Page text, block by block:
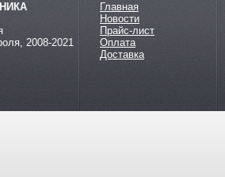
2008-2021
Главная
Новости
Прайс-лист
Оплата
Доставка